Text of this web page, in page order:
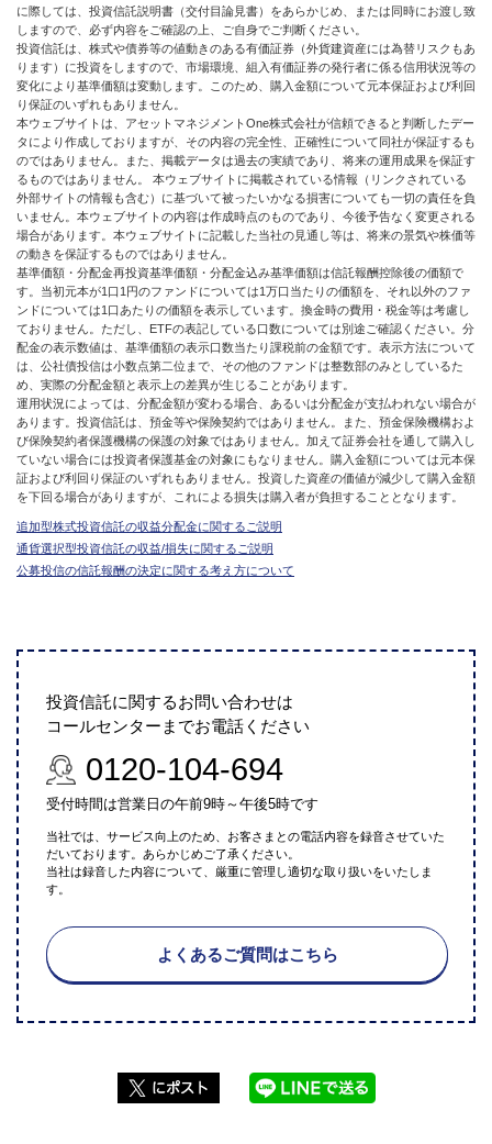
に際しては、投資信託説明書（交付目論見書）をあらかじめ、または同時にお渡し致
しますので、必ず内容をご確認の上、ご自身でご判断ください。
投資信託は、株式や債券等の値動きのある有価証券（外貨建資産には為替リスクもあ
ります）に投資をしますので、市場環境、組入有価証券の発行者に係る信用状況等の
変化により基準価額は変動します。このため、購入金額について元本保証および利回
り保証のいずれもありません。
本ウェブサイトは、アセットマネジメントOne株式会社が信頼できると判断したデー
タにより作成しておりますが、その内容の完全性、正確性について同社が保証するも
のではありません。また、掲載データは過去の実績であり、将来の運用成果を保証す
るものではありません。 本ウェブサイトに掲載されている情報（リンクされている
外部サイトの情報も含む）に基づいて被ったいかなる損害についても一切の責任を負
いません。本ウェブサイトの内容は作成時点のものであり、今後予告なく変更される
場合があります。本ウェブサイトに記載した当社の見通し等は、将来の景気や株価等
の動きを保証するものではありません。
基準価額・分配金再投資基準価額・分配金込み基準価額は信託報酬控除後の価額で
す。当初元本が1口1円のファンドについては1万口当たりの価額を、それ以外のファ
ンドについては1口あたりの価額を表示しています。換金時の費用・税金等は考慮し
ておりません。ただし、ETFの表記している口数については別途ご確認ください。分
配金の表示数値は、基準価額の表示口数当たり課税前の金額です。表示方法について
は、公社債投信は小数点第二位まで、その他のファンドは整数部のみとしているた
め、実際の分配金額と表示上の差異が生じることがあります。
運用状況によっては、分配金額が変わる場合、あるいは分配金が支払われない場合が
あります。投資信託は、預金等や保険契約ではありません。また、預金保険機構およ
び保険契約者保護機構の保護の対象ではありません。加えて証券会社を通して購入し
ていない場合には投資者保護基金の対象にもなりません。購入金額については元本保
証および利回り保証のいずれもありません。投資した資産の価値が減少して購入金額
を下回る場合がありますが、これによる損失は購入者が負担することとなります。
追加型株式投資信託の収益分配金に関するご説明
通貨選択型投資信託の収益/損失に関するご説明
公募投信の信託報酬の決定に関する考え方について
投資信託に関するお問い合わせは
コールセンターまでお電話ください
0120-104-694
受付時間は営業日の午前9時～午後5時です
当社では、サービス向上のため、お客さまとの電話内容を録音させていた
だいております。あらかじめご了承ください。
当社は録音した内容について、厳重に管理し適切な取り扱いをいたしま
す。
よくあるご質問はこちら